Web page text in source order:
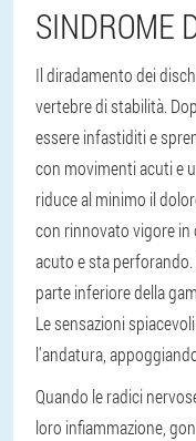
SINDROME
Il diradamento dei
vertebre di stabilità.
essere infastiditi e
con movimenti acuti e
riduce al minimo il
con rinnovato vigore in
acuto e sta
parte inferiore della
Le sensazioni
l'andatura,
Quando le radici
loro infiammazione,